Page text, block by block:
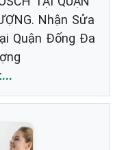
Nhận Sửa
Quận Đống Đa